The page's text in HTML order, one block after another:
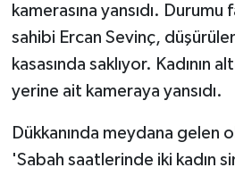
kamerasına yansıdı. Durumu
sahibi Ercan Sevinç,
kasasında saklıyor. Kadının
yerine ait kameraya yansıdı.
Dükkanında meydana gelen
'Sabah saatlerinde iki kadın